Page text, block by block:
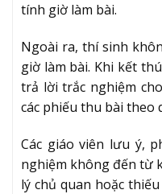
tính giờ làm bài.
Ngoài ra, thí sinh
giờ làm bài. Khi kết
trả lời trắc nghiệm
các phiếu thu bài theo
Các giáo viên lưu ý,
nghiệm không đến từ
lý chủ quan hoặc